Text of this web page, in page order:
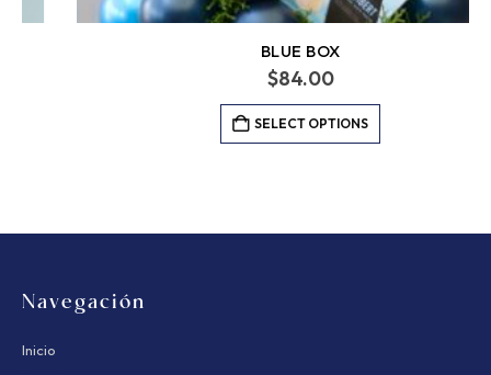
BLUE BOX
84.00
SELECT OPTIONS
Navegación
Inicio